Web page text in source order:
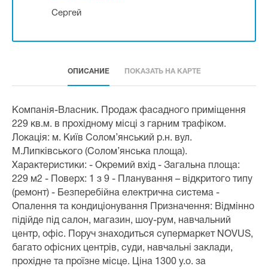
Сергей
ОПИСАНИЕ ПОКАЗАТЬ НА КАРТЕ
Компанія-Власник. Продаж фасадного приміщення
229 кв.м. в прохідному місці з гарним трафіком.
Локація: м. Київ Солом’янський р.н. вул.
М.Липківського (Солом’янська площа).
Характеристики: - Окремий вхід - Загальна площа:
229 м2 - Поверх: 1 з 9 - Планування – відкритого типу
(ремонт) - Безперебійна електрична система -
Опалення та кондиціонування Призначення: Відмінно
підійде під салон, магазин, шоу-рум, навчальний
центр, офіс. Поруч знаходиться супермаркет NOVUS,
багато офісних центрів, суди, навчальні заклади,
прохідне та проїзне місце. Ціна 1300 у.о. за